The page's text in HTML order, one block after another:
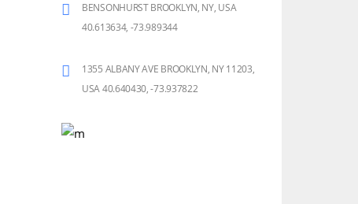
BENSONHURST BROOKLYN, NY, USA
40.613634, -73.989344
1355 ALBANY AVE BROOKLYN, NY 11203,
USA 40.640430, -73.937822